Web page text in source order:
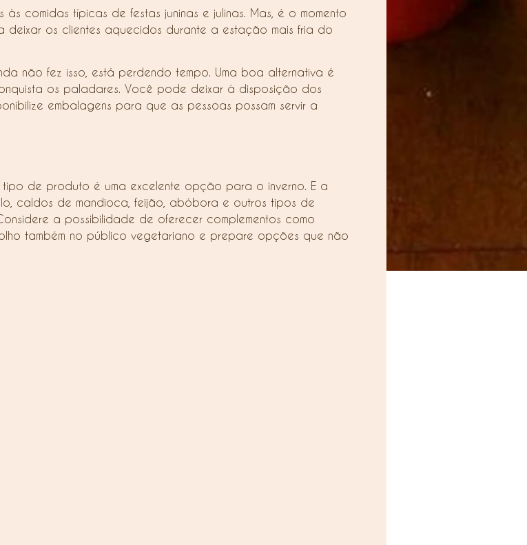
comidas típicas de festas juninas e julinas. Mas, é o momento
deixar os clientes aquecidos durante a estação mais fria do
não fez isso, está perdendo tempo. Uma boa alternativa é
os paladares. Você pode deixar à disposição dos
embalagens para que as pessoas possam servir a
de produto é uma excelente opção para o inverno. E a
caldos de mandioca, feijão, abóbora e outros tipos de
a possibilidade de oferecer complementos como
também no público vegetariano e prepare opções que não